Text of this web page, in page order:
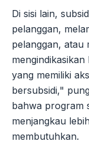
Di sisi lain,
pelanggan,
pelanggan, atau
yang memiliki
bersubsidi,"
bahwa program
menjangkau
membutuhkan.